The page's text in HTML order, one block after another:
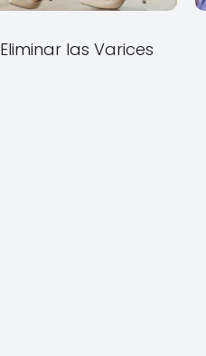
Eliminar las Varices